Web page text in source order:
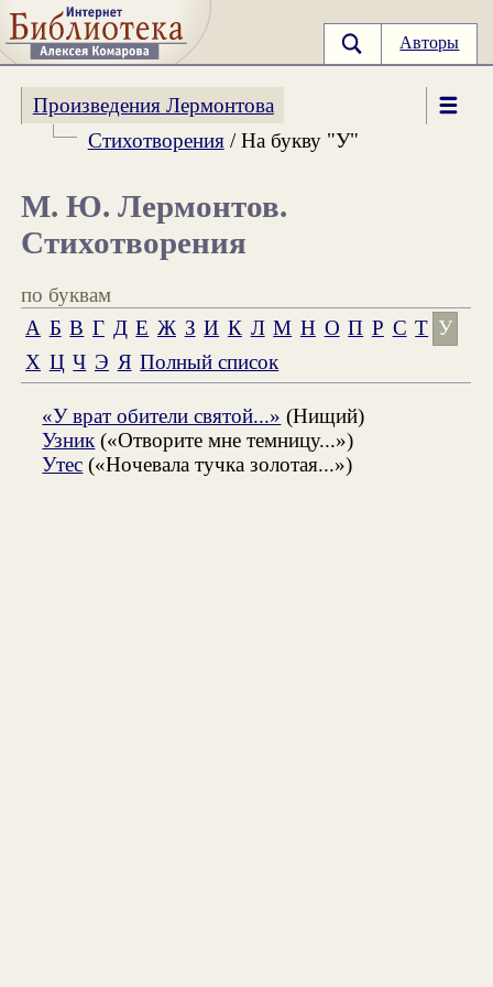
Авторы
Произведения Лермонтова
Стихотворения/ На букву "У"
М. Ю. Лермонтов.
Стихотворения
по буквам
А Б В Г Д Е Ж З И К Л М Н О П Р С Т У
Х Ц Ч Э Я Полный список
«У врат обители святой...» (Нищий)
Узник («Отворите мне темницу...»)
Утес («Ночевала тучка золотая...»)